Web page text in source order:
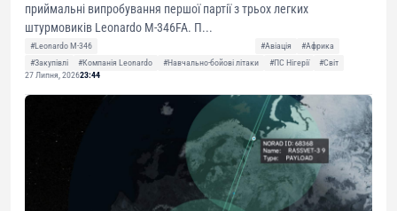
приймальні випробування першої партії з трьох легких
штурмовиків Leonardo M-346FA. П...
#Leonardo M-346 #Авіація
#Африка
#Закупівлі
#Компанія Leonardo #Навчально-бойові літаки #ПС Нігерії
#Світ
27 Липня, 202623:44